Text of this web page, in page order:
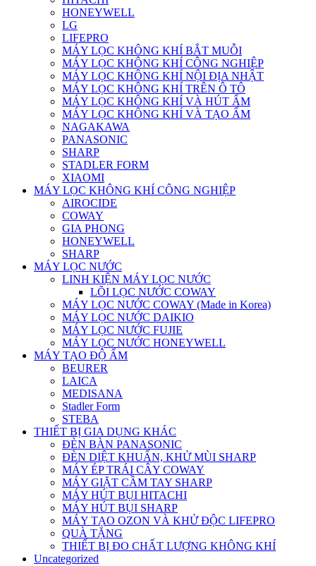
HONEYWELL
LG
LIFEPRO
MÁY LỌC KHÔNG KHÍ BẮT MUỖI
MÁY LỌC KHÔNG KHÍ CÔNG NGHIỆP
MÁY LỌC KHÔNG KHÍ NỘI ĐỊA NHẬT
MÁY LỌC KHÔNG KHÍ TRÊN Ô TÔ
MÁY LỌC KHÔNG KHÍ VÀ HÚT ẨM
MÁY LỌC KHÔNG KHÍ VÀ TẠO ẨM
NAGAKAWA
PANASONIC
SHARP
STADLER FORM
XIAOMI
MÁY LỌC KHÔNG KHÍ CÔNG NGHIỆP
AIROCIDE
COWAY
GIA PHONG
HONEYWELL
SHARP
MÁY LỌC NƯỚC
LINH KIỆN MÁY LỌC NƯỚC
LÕI LỌC NƯỚC COWAY
MÁY LỌC NƯỚC COWAY (Made in Korea)
MÁY LỌC NƯỚC DAIKIO
MÁY LỌC NƯỚC FUJIE
MÁY LỌC NƯỚC HONEYWELL
MÁY TẠO ĐỘ ẨM
BEURER
LAICA
MEDISANA
Stadler Form
STEBA
THIẾT BỊ GIA DỤNG KHÁC
ĐÈN BÀN PANASONIC
ĐÈN DIỆT KHUẨN, KHỬ MÙI SHARP
MÁY ÉP TRÁI CÂY COWAY
MÁY GIẶT CẦM TAY SHARP
MÁY HÚT BỤI HITACHI
MÁY HÚT BỤI SHARP
MÁY TẠO OZON VÀ KHỬ ĐỘC LIFEPRO
QUÀ TẶNG
THIẾT BỊ ĐO CHẤT LƯỢNG KHÔNG KHÍ
Uncategorized